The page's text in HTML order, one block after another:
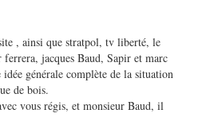
, ainsi que stratpol, tv liberté, le
jacques Baud, Sapir et marc
générale complète de la situation
de bois.
vous régis, et monsieur Baud, il